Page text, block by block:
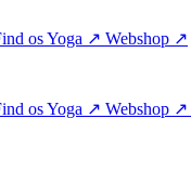
osYoga ↗ Webshop ↗
osYoga ↗ Webshop ↗